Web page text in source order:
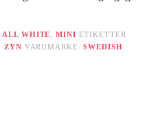
ALL WHITE ,MINI ETIKETTER
,ZYN VARUMÄRKE:SWEDISH